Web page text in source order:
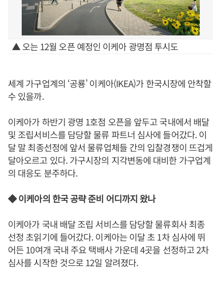
▲ 오는 12월 오픈 예정인 이케아 광명점 투시도
세계 가구업계의 ‘공룡’ 이케아(IKEA)가 한국시장에 안착할
수 있을까.
이케아가 하반기 광명 1호점 오픈을 앞두고 국내에서 배달
및 조립서비스를 담당할 물류 파트너 심사에 들어갔다. 이
달 말 최종선정에 앞서 물류업체들 간의 입찰경쟁이 뜨겁게
달아오르고 있다. 가구시장의 지각변동에 대비한 가구업계
의 대응도 분주하다.
◆ 이케아의 한국 공략 준비 어디까지 왔나
이케아가 국내 배달 조립 서비스를 담당할 물류회사 최종
선정 초읽기에 들어갔다. 이케아는 이달 초 1차 심사에 뛰
어든 10여개 국내 주요 택배사 가운데 4곳을 선정하고 2차
심사를 시작한 것으로 12일 알려졌다.